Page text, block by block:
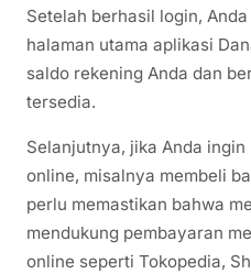
Setelah berhasil login,
halaman utama aplikasi
saldo rekening Anda dan
tersedia.
Selanjutnya, jika Anda
online, misalnya membeli
perlu memastikan bahwa
mendukung pembayaran
online seperti Tokopedia,